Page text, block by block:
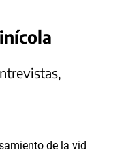
de la vid